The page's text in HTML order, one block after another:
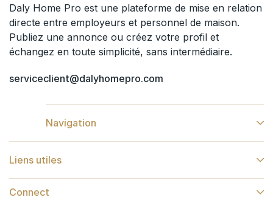
Daly Home Pro est une plateforme de mise en relation
directe entre employeurs et personnel de maison.
Publiez une annonce ou créez votre profil et
échangez en toute simplicité, sans intermédiaire.
serviceclient@dalyhomepro.com
Navigation
Liens utiles
Connect​